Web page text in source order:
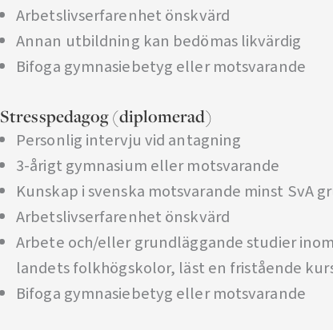
Arbetslivserfarenhet önskvärd
Annan utbildning kan bedömas likvärdig
Bifoga gymnasiebetyg eller motsvarande
Stresspedagog (diplomerad)
Personlig intervju vid antagning
3-årigt gymnasium eller motsvarande
Kunskap i svenska motsvarande minst SvA
Arbetslivserfarenhet önskvärd
Arbete och/eller grundläggande studier
landets folkhögskolor, läst en fristående
Bifoga gymnasiebetyg eller motsvarande